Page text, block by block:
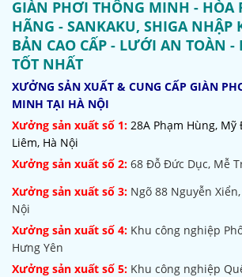
GIÀN PHƠI THÔNG MINH - HÒA
HÃNG - SANKAKU, SHIGA NHẬP
BẢN CAO CẤP - LƯỚI AN TOÀN -
TỐT NHẤT
XƯỞNG SẢN XUẤT & CUNG CẤP GIÀN
MINH TẠI HÀ NỘI
Xưởng sản xuất số 1: 28A Phạm Hùng,
Liêm, Hà Nội
Xưởng sản xuất số 2: 68 Đỗ Đức Dục, Mễ
Xưởng sản xuất số 3: Ngõ 88 Nguyễn
Nội
Xưởng sản xuất số 4: Khu công nghiệp
Hưng Yên
Xưởng sản xuất số 5: Khu công nghiệp